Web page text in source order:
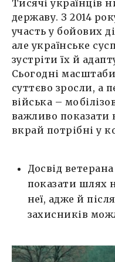
Тисячі українців
державу. З 2014
участь у бойових
але українське
зустріти їх й
Сьогодні масштаби
суттєво зросли, а
війська –
важливо
вкрай потрібні у
Досвід
показати шлях
неї, адже й
захисників